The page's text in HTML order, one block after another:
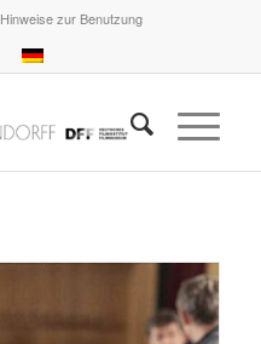
Hinweise zur Benutzung